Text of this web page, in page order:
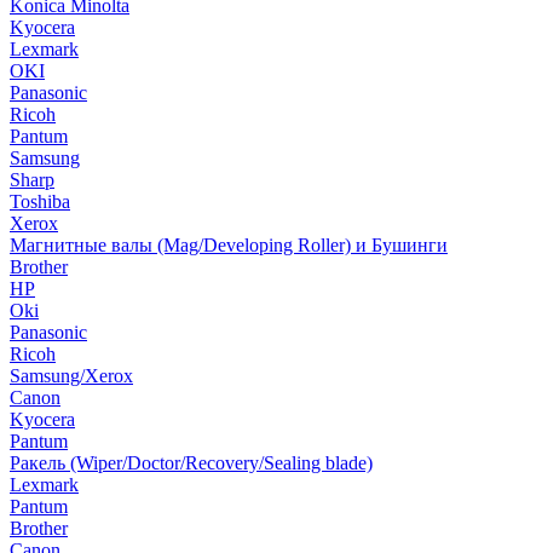
Konica Minolta
Kyocera
Lexmark
OKI
Panasonic
Ricoh
Pantum
Samsung
Sharp
Toshiba
Xerox
Магнитные валы (Mag/Developing Roller) и Бушинги
Brother
HP
Oki
Panasonic
Ricoh
Samsung/Xerox
Canon
Kyocera
Pantum
Ракель (Wiper/Doctor/Recovery/Sealing blade)
Lexmark
Pantum
Brother